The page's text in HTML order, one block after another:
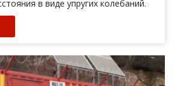
в виде упругих колебаний.